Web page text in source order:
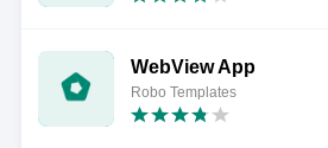
WebView App
Robo Templates